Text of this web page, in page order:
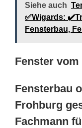
Siehe auch
✅Wigards:
Fensterbau,
Fenster
Fensterbau
Frohburg
Fachmann